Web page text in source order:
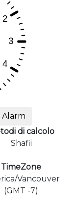
Alarm
di calcolo
Shafii
TimeZone
Vancouver
(GMT -7)